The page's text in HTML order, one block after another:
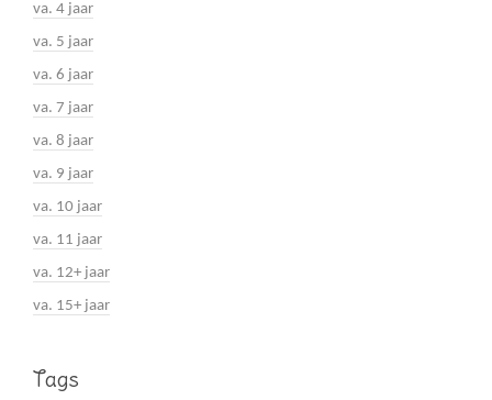
va. 4 jaar
va. 5 jaar
va. 6 jaar
va. 7 jaar
va. 8 jaar
va. 9 jaar
va. 10 jaar
va. 11 jaar
va. 12+ jaar
va. 15+ jaar
Tags